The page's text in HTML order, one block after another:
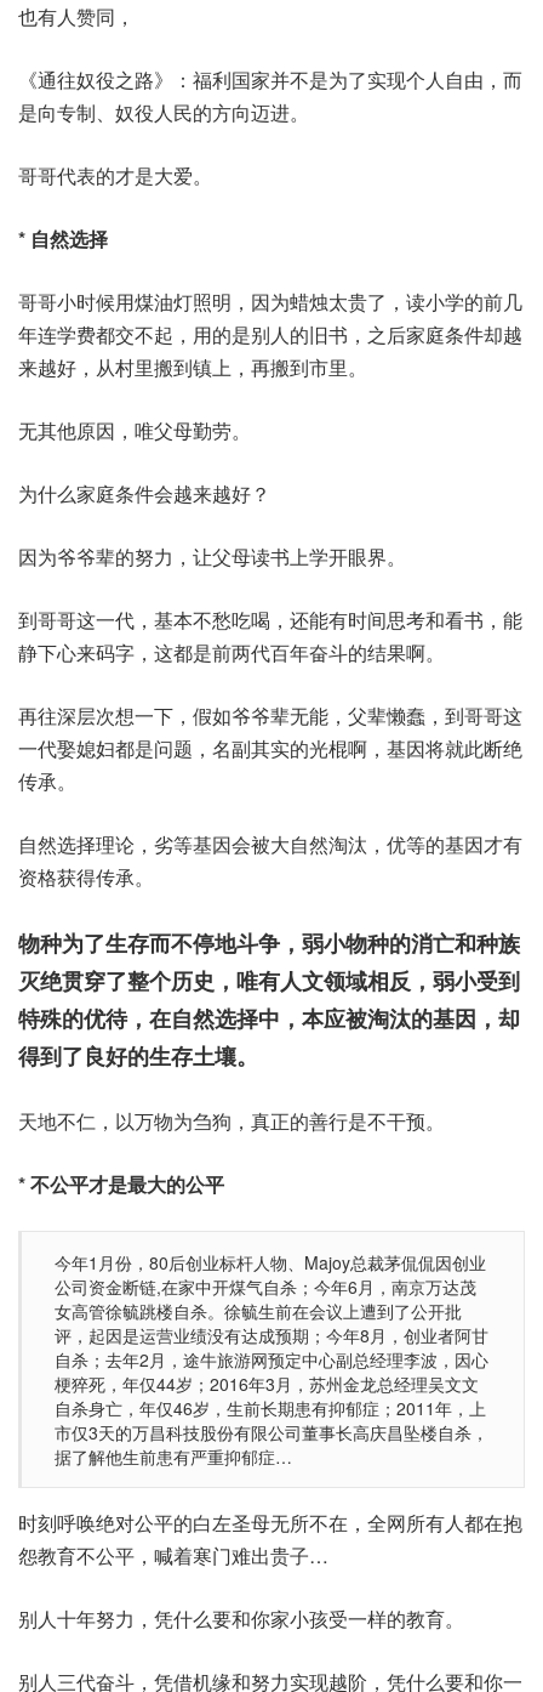
也有人赞同，
《通往奴役之路》：福利国家并不是为了实现个人自由，而
是向专制、奴役人民的方向迈进。
哥哥代表的才是大爱。
* 自然选择
哥哥小时候用煤油灯照明，因为蜡烛太贵了，读小学的前几
年连学费都交不起，用的是别人的旧书，之后家庭条件却越
来越好，从村里搬到镇上，再搬到市里。
无其他原因，唯父母勤劳。
为什么家庭条件会越来越好？
因为爷爷辈的努力，让父母读书上学开眼界。
到哥哥这一代，基本不愁吃喝，还能有时间思考和看书，能
静下心来码字，这都是前两代百年奋斗的结果啊。
再往深层次想一下，假如爷爷辈无能，父辈懒蠢，到哥哥这
一代娶媳妇都是问题，名副其实的光棍啊，基因将就此断绝
传承。
自然选择理论，劣等基因会被大自然淘汰，优等的基因才有
资格获得传承。
物种为了生存而不停地斗争，弱小物种的消亡和种族
灭绝贯穿了整个历史，唯有人文领域相反，弱小受到
特殊的优待，在自然选择中，本应被淘汰的基因，却
得到了良好的生存土壤。
天地不仁，以万物为刍狗，真正的善行是不干预。
* 不公平才是最大的公平
今年1月份，80后创业标杆人物、Majoy总裁茅侃侃因创业
公司资金断链,在家中开煤气自杀；今年6月，南京万达茂
女高管徐毓跳楼自杀。徐毓生前在会议上遭到了公开批
评，起因是运营业绩没有达成预期；今年8月，创业者阿甘
自杀；去年2月，途牛旅游网预定中心副总经理李波，因心
梗猝死，年仅44岁；2016年3月，苏州金龙总经理吴文文
自杀身亡，年仅46岁，生前长期患有抑郁症；2011年，上
市仅3天的万昌科技股份有限公司董事长高庆昌坠楼自杀，
据了解他生前患有严重抑郁症…
时刻呼唤绝对公平的白左圣母无所不在，全网所有人都在抱
怨教育不公平，喊着寒门难出贵子…
别人十年努力，凭什么要和你家小孩受一样的教育。
别人三代奋斗，凭借机缘和努力实现越阶，凭什么要和你一